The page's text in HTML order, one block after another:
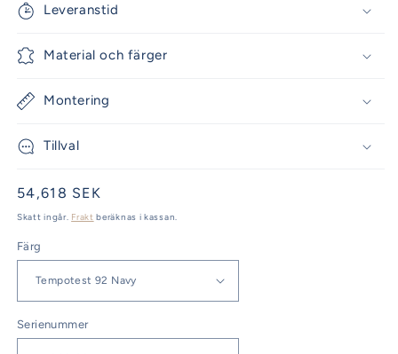
Leveranstid
Material och färger
Montering
Tillval
Ordinarie
pris
54,618 SEK
Skatt ingår. Frakt beräknas i kassan.
Färg
Serienummer